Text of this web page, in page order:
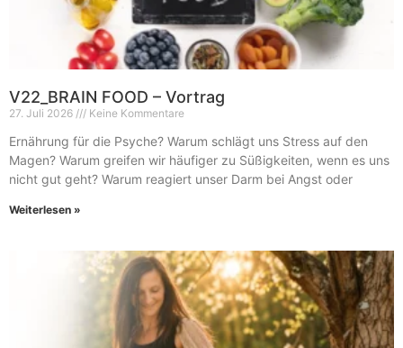
V22_BRAIN FOOD – Vortrag
27. Juli 2026 Keine Kommentare
Ernährung für die Psyche? Warum schlägt uns Stress auf den
Magen? Warum greifen wir häufiger zu Süßigkeiten, wenn es uns
nicht gut geht? Warum reagiert unser Darm bei Angst oder
Weiterlesen »